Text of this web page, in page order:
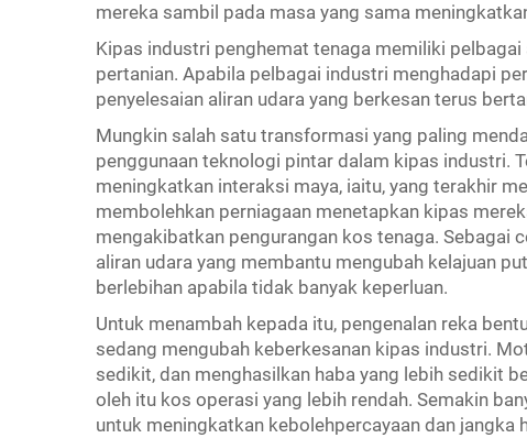
mereka sambil pada masa yang sama
Kipas industri penghemat tenaga memiliki
pertanian. Apabila pelbagai industri menghadapi
penyelesaian aliran udara yang berkesan terus
Mungkin salah satu transformasi yang paling
penggunaan teknologi pintar dalam kipas industri.
meningkatkan interaksi maya, iaitu, yang terakhir
membolehkan perniagaan menetapkan kipas
mengakibatkan pengurangan kos tenaga. Sebagai
aliran udara yang membantu mengubah kelajuan
berlebihan apabila tidak banyak keperluan.
Untuk menambah kepada itu, pengenalan reka
sedang mengubah keberkesanan kipas industri.
sedikit, dan menghasilkan haba yang lebih sedikit
oleh itu kos operasi yang lebih rendah. Semakin
untuk meningkatkan kebolehpercayaan dan